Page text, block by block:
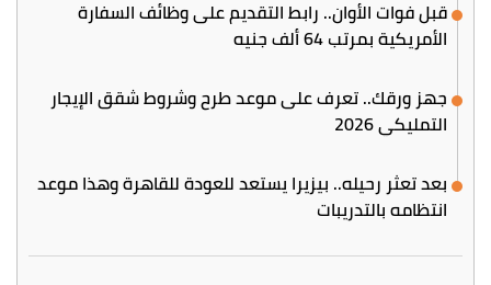
قبل فوات الأوان.. رابط التقديم على وظائف السفارة
الأمريكية بمرتب 64 ألف جنيه
جهز ورقك.. تعرف على موعد طرح وشروط شقق الإيجار
التمليكي 2026
بعد تعثر رحيله.. بيزيرا يستعد للعودة للقاهرة وهذا موعد
انتظامه بالتدريبات